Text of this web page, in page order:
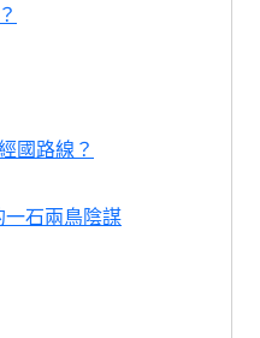
國路線？
一石兩鳥陰謀